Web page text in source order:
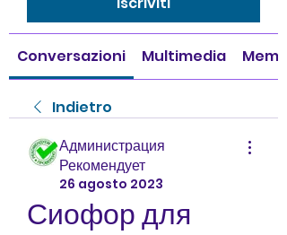
Conversazioni Multimedia
Indietro
Администрация
Рекомендует
26 agosto 2023
Сиофор для